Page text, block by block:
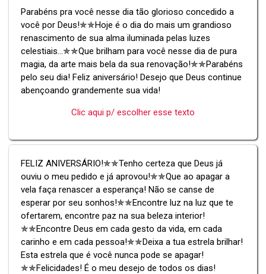
Parabéns pra você nesse dia tão glorioso concedido a
você por Deus!✯✯Hoje é o dia do mais um grandioso
renascimento de sua alma iluminada pelas luzes
celestiais...✯✯Que brilham para você nesse dia de pura
magia, da arte mais bela da sua renovação!✯✯Parabéns
pelo seu dia! Feliz aniversário! Desejo que Deus continue
abençoando grandemente sua vida!
Clic aqui p/ escolher esse texto
FELIZ ANIVERSÁRIO!✯✯Tenho certeza que Deus já
ouviu o meu pedido e já aprovou!✯✯Que ao apagar a
vela faça renascer a esperança! Não se canse de
esperar por seu sonhos!✯✯Encontre luz na luz que te
ofertarem, encontre paz na sua beleza interior!
✯✯Encontre Deus em cada gesto da vida, em cada
carinho e em cada pessoa!✯✯Deixa a tua estrela brilhar!
Esta estrela que é você nunca pode se apagar!
✯✯Felicidades! É o meu desejo de todos os dias!